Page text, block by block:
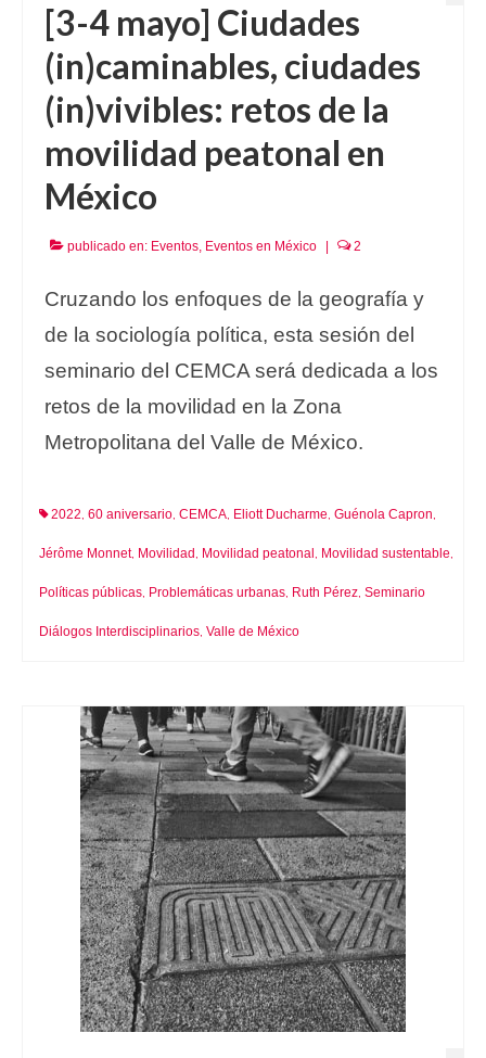
[3-4 mayo] Ciudades
(in)caminables, ciudades
(in)vivibles: retos de la
movilidad peatonal en
México
publicado en: Eventos, Eventos en México 2
Cruzando los enfoques de la geografía y
de la sociología política, esta sesión del
seminario del CEMCA será dedicada a los
retos de la movilidad en la Zona
Metropolitana del Valle de México.
2022, 60 aniversario, CEMCA, Eliott Ducharme, Guénola Capron,
Jérôme Monnet, Movilidad , Movilidad peatonal , Movilidad sustentable,
Políticas públicas, Problemáticas urbanas, Ruth Pérez, Seminario
Diálogos Interdisciplinarios, Valle de México